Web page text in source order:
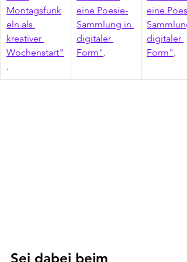
Montagsfunk
eln als
kreativer
Wochenstart"
.
eine Poesie-
Sammlung in
digitaler
Form".
eine
digitaler
Form".
Sei dabei beim